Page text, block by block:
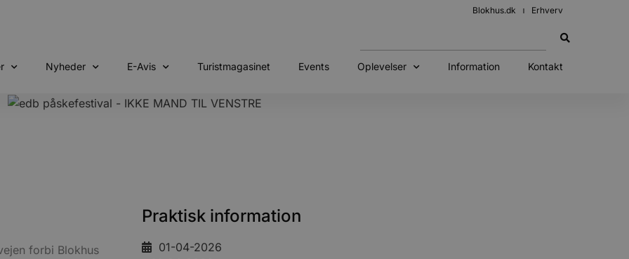
Blokhus.dk Erhverv
Nyheder E-Avis Turistmagasinet Events Oplevelser Information Kontakt
forbi Blokhus
Praktisk information
01-04-2026